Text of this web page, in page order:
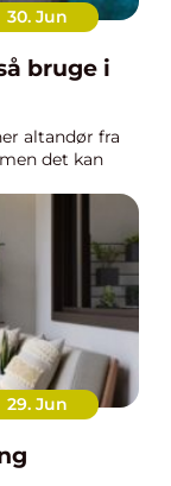
30. Jun
bruge i
altandør fra
det kan
29. Jun